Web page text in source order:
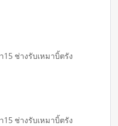
า15 ช่างรับเหมาบิ้ตรัง
า15 ช่างรับเหมาบิ้ตรัง